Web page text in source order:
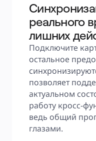
реального
лишних
Подключите
остальное
позволяет
актуальном
работу кросс-
ведь общий
глазами.